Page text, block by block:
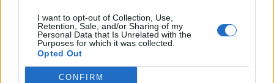
I want to opt-out of Collection, Use,
Retention, Sale, and/or Sharing of my
Personal Data that Is Unrelated with the
Purposes for which it was collected.
Opted Out
CONFIRM
Gyvenimas
Laive planuoja
apgyvendinti 80
tūkstančių žmonių: kaip
Sodas ir daržas
šalį: ekspertai įvardijo 7